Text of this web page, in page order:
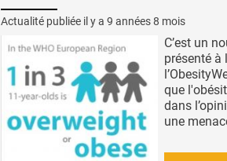
Actualité publiée il y a 9 années 8 mois
C’est un
présenté à
que
dans
une